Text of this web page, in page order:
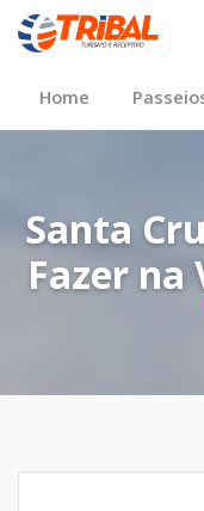
Santa
Main Nav
Home
Santa
Fazer